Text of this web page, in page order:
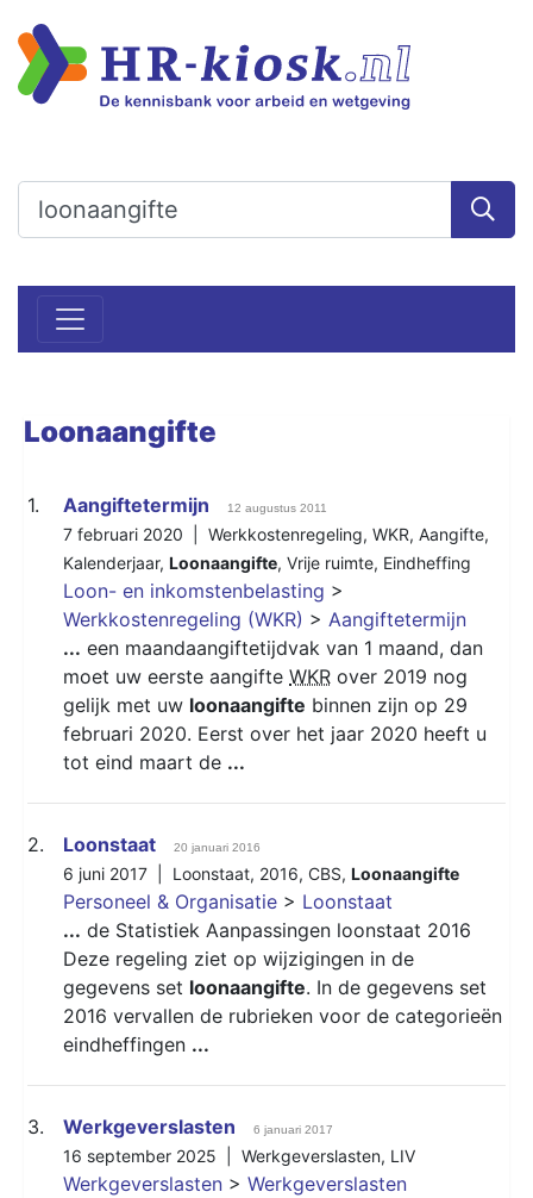
Loonaangifte
1. Aangiftetermijn 12 augustus 2011
7 februari 2020 | Werkkostenregeling, WKR, Aangifte,
Kalenderjaar, Loonaangifte, Vrije ruimte, Eindheffing
Loon- en inkomstenbelasting >
Werkkostenregeling (WKR) > Aangiftetermijn
... een maandaangiftetijdvak van 1 maand, dan
moet uw eerste aangifte WKR over 2019 nog
gelijk met uw loonaangifte binnen zijn op 29
februari 2020. Eerst over het jaar 2020 heeft u
tot eind maart de ...
2. Loonstaat 20 januari 2016
6 juni 2017 | Loonstaat, 2016, CBS, Loonaangifte
Personeel & Organisatie > Loonstaat
... de Statistiek Aanpassingen loonstaat 2016
Deze regeling ziet op wijzigingen in de
gegevens set loonaangifte. In de gegevens set
2016 vervallen de rubrieken voor de categorieën
eindheffingen ...
3. Werkgeverslasten 6 januari 2017
16 september 2025 | Werkgeverslasten, LIV
Werkgeverslasten > Werkgeverslasten